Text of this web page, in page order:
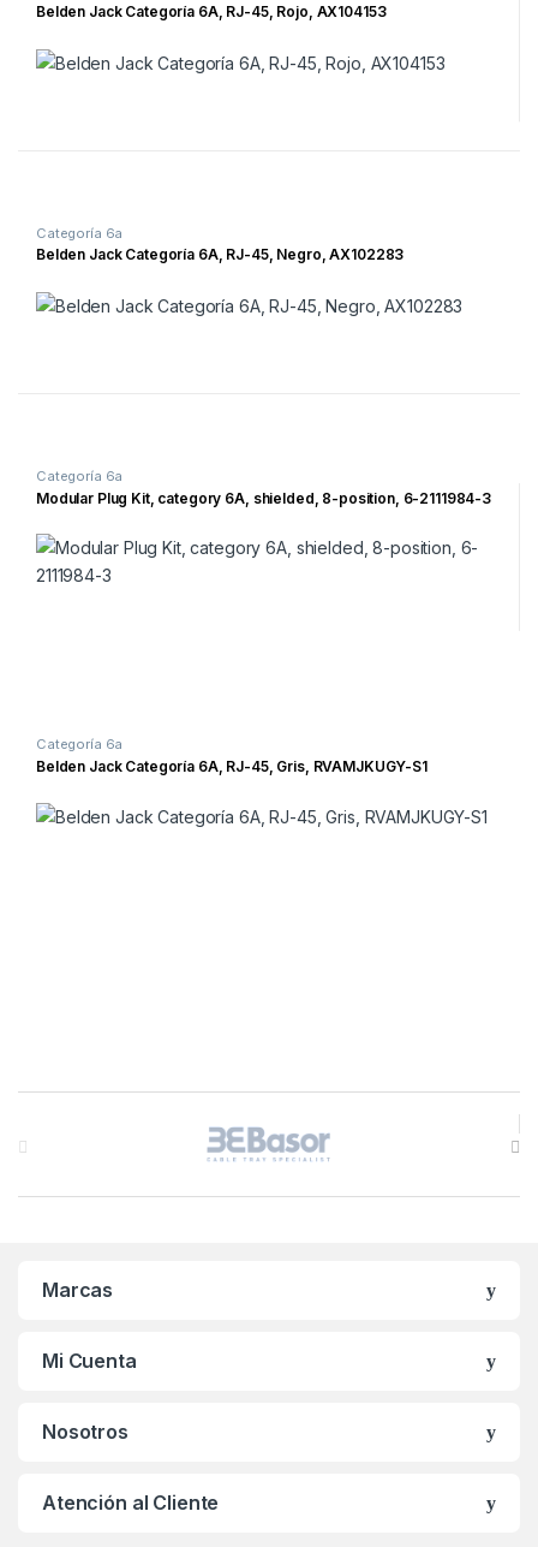
Belden Jack Categoría 6A, RJ-45, Rojo, AX104153
Categoría 6a
Belden Jack Categoría 6A, RJ-45, Negro, AX102283
Categoría 6a
Modular Plug Kit, category 6A, shielded, 8-position, 6-2111984-3
Categoría 6a
Belden Jack Categoría 6A, RJ-45, Gris, RVAMJKUGY-S1
Marcas
Mi Cuenta
Nosotros
Atención al Cliente